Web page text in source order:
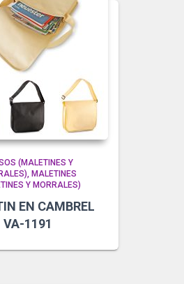
(MALETINES Y
MALETINES
Y MORRALES)
EN CAMBREL
VA-1191